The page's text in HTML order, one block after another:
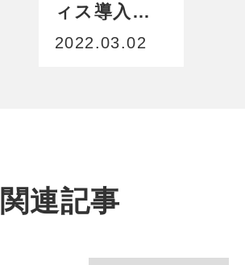
ィス導入事
例を写真付
2022.03.02
関連記事